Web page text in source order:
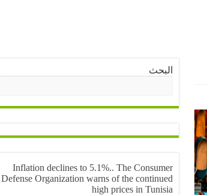
البحث
Inflation declines to 5.1%.. The Consumer
Defense Organization warns of the continued
high prices in Tunisia